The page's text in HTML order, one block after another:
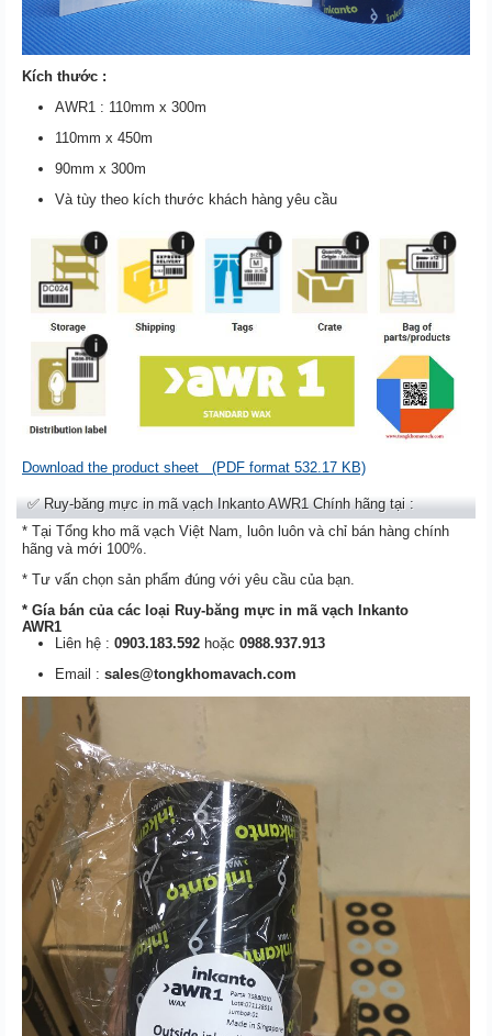
Kích thước :
AWR1 : 110mm x 300m
110mm x 450m
90mm x 300m
Và tùy theo kích thước khách hàng yêu cầu
Download the product sheet (PDF format 532.17 KB)
✅ Ruy-băng mực in mã vạch Inkanto AWR1 Chính hãng tại :
* Tại Tổng kho mã vạch Việt Nam, luôn luôn và chỉ bán hàng chính
hãng và mới 100%.
* Tư vấn chọn sản phẩm đúng với yêu cầu của bạn.
* Gía bán của các loại Ruy-băng mực in mã vạch Inkanto
AWR1
Liên hệ : 0903.183.592 hoặc 0988.937.913
Email : sales@tongkhomavach.com